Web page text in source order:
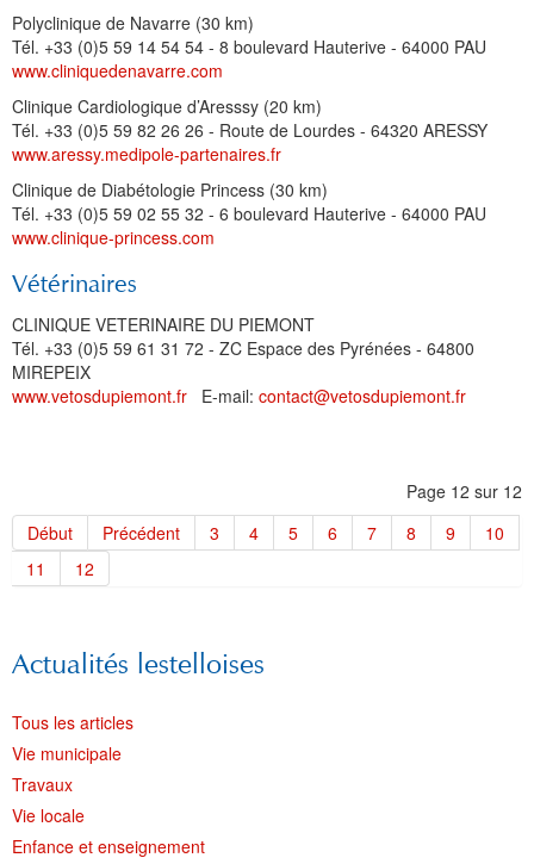
Polyclinique de Navarre (30 km)
Tél. +33 (0)5 59 14 54 54 - 8 boulevard Hauterive - 64000 PAU
www.cliniquedenavarre.com
Clinique Cardiologique d’Aresssy (20 km)
Tél. +33 (0)5 59 82 26 26 - Route de Lourdes - 64320 ARESSY
www.aressy.medipole-partenaires.fr
Clinique de Diabétologie Princess (30 km)
Tél. +33 (0)5 59 02 55 32 - 6 boulevard Hauterive - 64000 PAU
www.clinique-princess.com
Vétérinaires
CLINIQUE VETERINAIRE DU PIEMONT
Tél. +33 (0)5 59 61 31 72 - ZC Espace des Pyrénées - 64800
MIREPEIX
www.vetosdupiemont.fr E-mail: contact@vetosdupiemont.fr
Page 12 sur 12
Début
Précédent 3 4 5 6 7 8 9
10
11
12
Actualités lestelloises
Tous les articles
Vie municipale
Travaux
Vie locale
Enfance et enseignement